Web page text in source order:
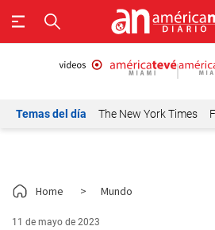
Temas del día The New York Times
Home > Mundo
11 de mayo de 2023